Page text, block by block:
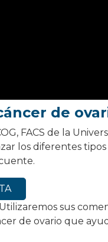
de
FACS de la
los diferentes tipos
Utilizaremos sus
de ovario que